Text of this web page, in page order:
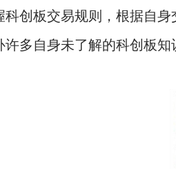
科创板交易规则，根据自
许多自身未了解的科创板